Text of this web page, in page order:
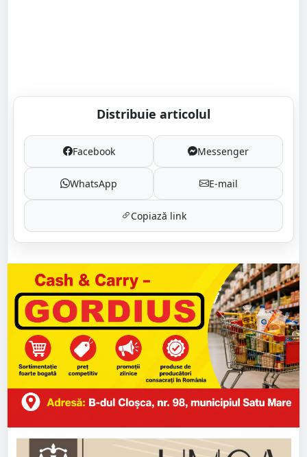
Distribuie articolul
Facebook Messenger
WhatsApp E-mail
Copiază link